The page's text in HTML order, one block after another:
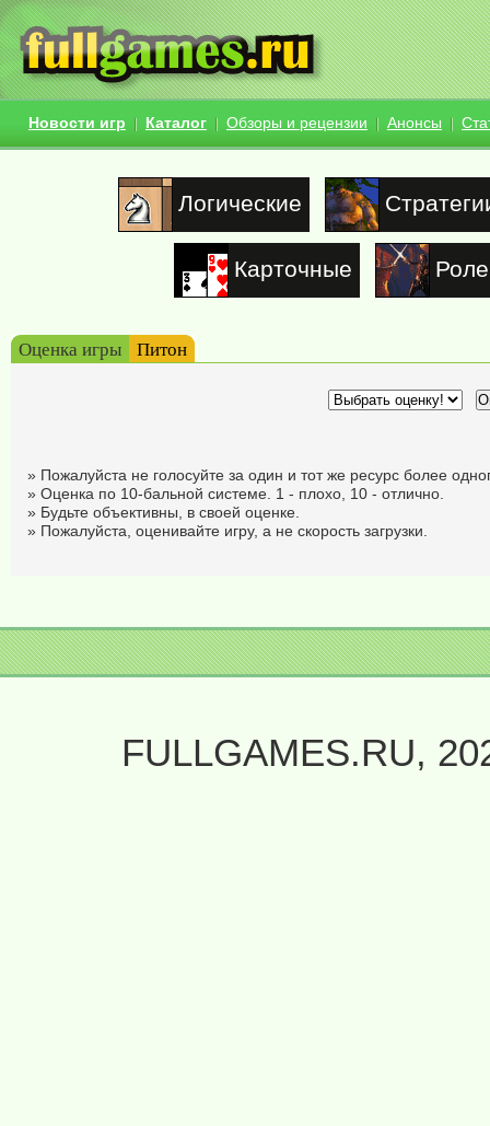
Новости игр Каталог Обзоры и рецензии Анонсы
Логические
Карточные
Оценка игры Питон
» Пожалуйста не голосуйте за один и тот же ресурс более
» Оценка по 10-бальной системе. 1 - плохо, 10 - отлично.
» Будьте объективны, в своей оценке.
» Пожалуйста, оценивайте игру, а не скорость загрузки.
FULLGAMES.RU,